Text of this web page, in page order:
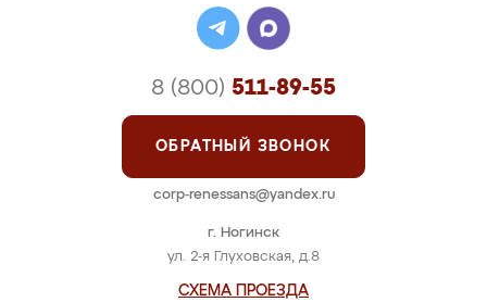
г. Ногинск
ул. 2-я Глуховская, д.8
СХЕМА ПРОЕЗДА
8 (800) 511-89-55
ОБРАТНЫЙ ЗВОНОК
corp-renessans@yandex.ru